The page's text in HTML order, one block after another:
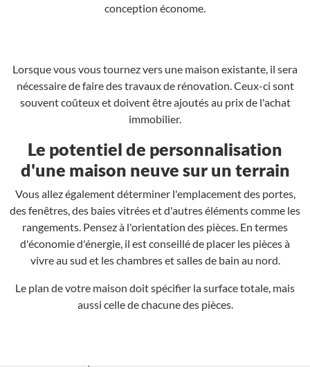
conception économe.
Lorsque vous vous tournez vers une maison existante, il sera
nécessaire de faire des travaux de rénovation. Ceux-ci sont
souvent coûteux et doivent être ajoutés au prix de l'achat
immobilier.
Le potentiel de personnalisation
d'une maison neuve sur un terrain
Vous allez également déterminer l'emplacement des portes,
des fenêtres, des baies vitrées et d'autres éléments comme les
rangements. Pensez à l'orientation des pièces. En termes
d'économie d'énergie, il est conseillé de placer les pièces à
vivre au sud et les chambres et salles de bain au nord.
Le plan de votre maison doit spécifier la surface totale, mais
aussi celle de chacune des pièces.